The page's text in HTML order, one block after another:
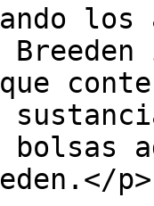
bolsas
p>